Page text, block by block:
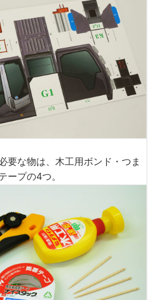
要な物は、木工用ボンド・つま
ープの4つ。